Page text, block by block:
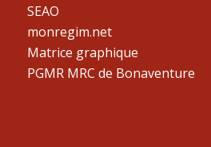
SEAO
monregim.net
Matrice graphique
PGMR MRC de Bonaventure